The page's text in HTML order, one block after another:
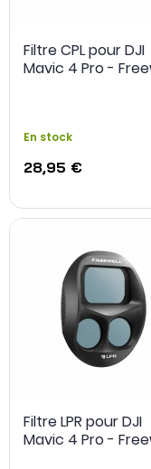
Filtre CPL pour DJI
Mavic 4 Pro -
En stock
28,95 €
Filtre LPR pour DJI
Mavic 4 Pro -